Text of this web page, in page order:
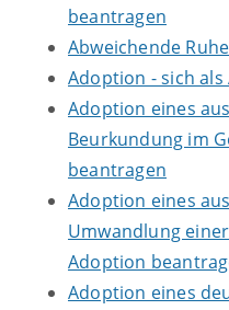
beantragen
Abweichende
Adoption - sich
Adoption eines
Beurkundung im
beantragen
Adoption eines
Umwandlung
Adoption
Adoption eines